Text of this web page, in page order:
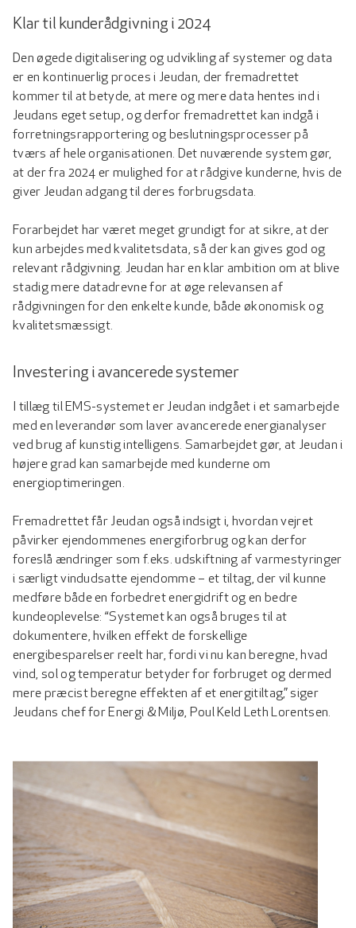
Klar til kunderådgivning i 2024
Den øgede digitalisering og udvikling af systemer og data
er en kontinuerlig proces i Jeudan, der fremadrettet
kommer til at betyde, at mere og mere data hentes ind i
Jeudans eget setup, og derfor fremadrettet kan indgå i
forretningsrapportering og beslutningsprocesser på
tværs af hele organisationen. Det nuværende system gør,
at der fra 2024 er mulighed for at rådgive kunderne, hvis de
giver Jeudan adgang til deres forbrugsdata.
Forarbejdet har været meget grundigt for at sikre, at der
kun arbejdes med kvalitetsdata, så der kan gives god og
relevant rådgivning. Jeudan har en klar ambition om at blive
stadig mere datadrevne for at øge relevansen af
rådgivningen for den enkelte kunde, både økonomisk og
kvalitetsmæssigt.
Investering i avancerede systemer
I tillæg til EMS-systemet er Jeudan indgået i et samarbejde
med en leverandør som laver avancerede energianalyser
ved brug af kunstig intelligens. Samarbejdet gør, at Jeudan i
højere grad kan samarbejde med kunderne om
energioptimeringen.
Fremadrettet får Jeudan også indsigt i, hvordan vejret
påvirker ejendommenes energiforbrug og kan derfor
foreslå ændringer som f.eks. udskiftning af varmestyringer
i særligt vindudsatte ejendomme – et tiltag, der vil kunne
medføre både en forbedret energidrift og en bedre
kundeoplevelse: “Systemet kan også bruges til at
dokumentere, hvilken effekt de forskellige
energibesparelser reelt har, fordi vi nu kan beregne, hvad
vind, sol og temperatur betyder for forbruget og dermed
mere præcist beregne effekten af et energitiltag,” siger
Jeudans chef for Energi & Miljø, Poul Keld Leth Lorentsen.